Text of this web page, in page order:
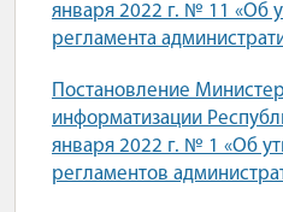
января 2022 г. № 11 «Об
регламента
Постановление
информатизации
января 2022 г. № 1 «Об
регламентов